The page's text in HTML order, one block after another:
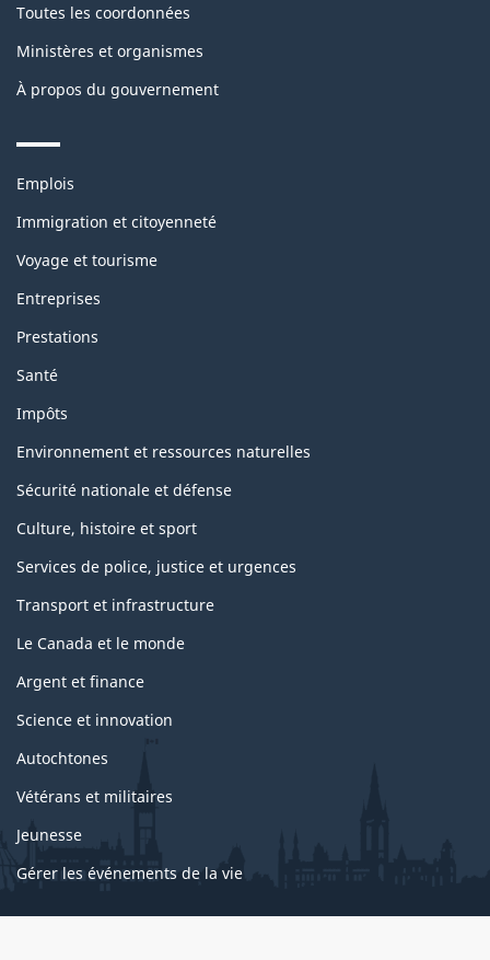
Toutes les coordonnées
Ministères et organismes
À propos du gouvernement
Themes
topics
Emplois
Immigration et citoyenneté
Voyage et tourisme
Entreprises
Prestations
Santé
Impôts
Environnement et ressources naturelles
Sécurité nationale et défense
Culture, histoire et sport
Services de police, justice et urgences
Transport et infrastructure
Le Canada et le monde
Argent et finance
Science et innovation
Autochtones
Vétérans et militaires
Jeunesse
Gérer les événements de la vie